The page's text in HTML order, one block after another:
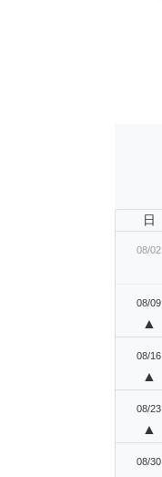
日
08/02
08/09
▲
08/16
▲
08/23
▲
08/30